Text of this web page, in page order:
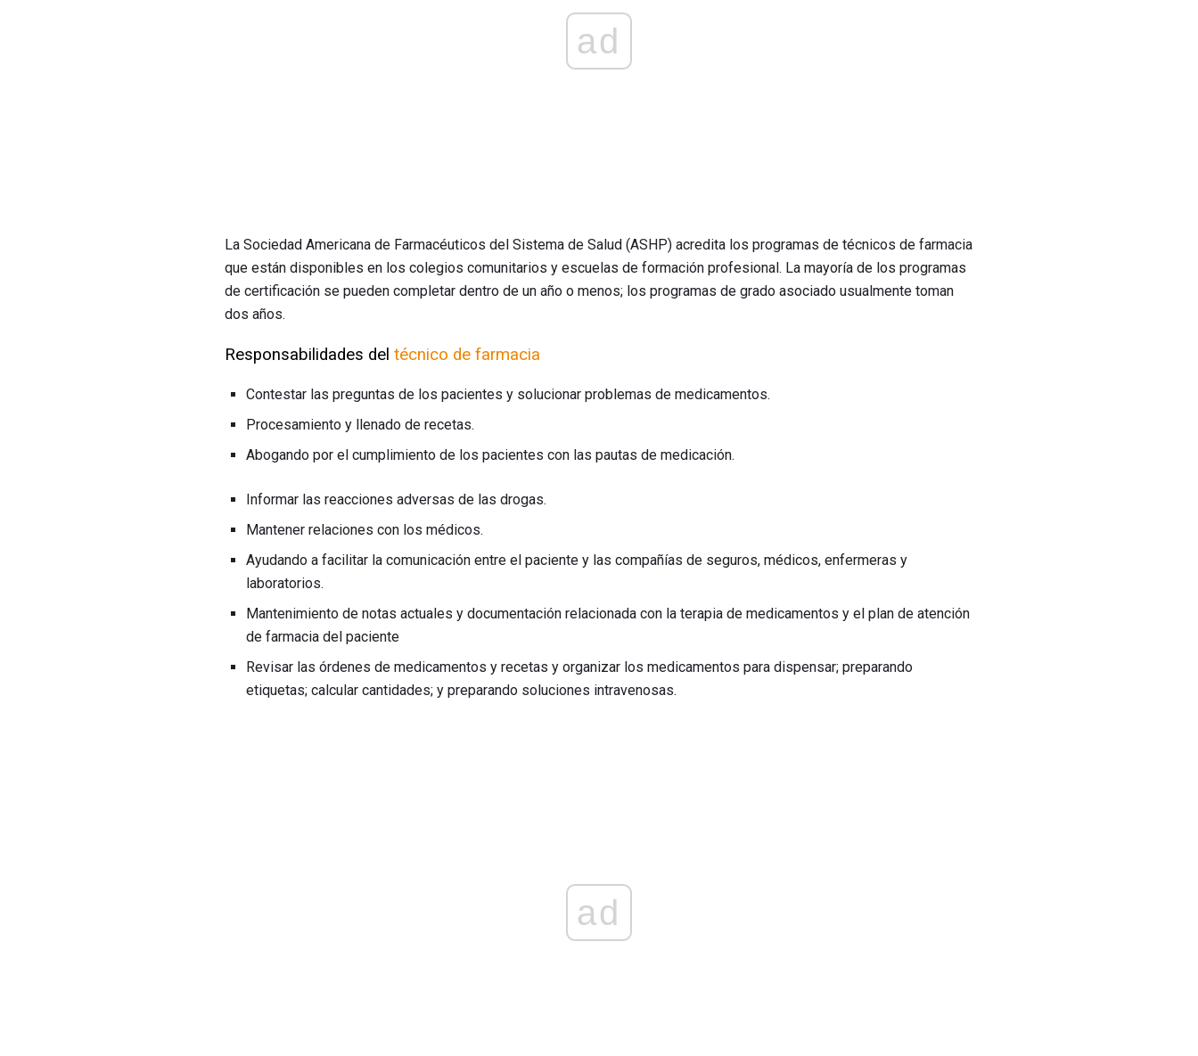
ad
La Sociedad Americana de Farmacéuticos del Sistema de Salud (ASHP) acredita los programas de técnicos de farmacia
que están disponibles en los colegios comunitarios y escuelas de formación profesional. La mayoría de los programas
de certificación se pueden completar dentro de un año o menos; los programas de grado asociado usualmente toman
dos años.
Responsabilidades del técnico de farmacia
Contestar las preguntas de los pacientes y solucionar problemas de medicamentos.
Procesamiento y llenado de recetas.
Abogando por el cumplimiento de los pacientes con las pautas de medicación.
Informar las reacciones adversas de las drogas.
Mantener relaciones con los médicos.
Ayudando a facilitar la comunicación entre el paciente y las compañías de seguros, médicos, enfermeras y
laboratorios.
Mantenimiento de notas actuales y documentación relacionada con la terapia de medicamentos y el plan de atención
de farmacia del paciente
Revisar las órdenes de medicamentos y recetas y organizar los medicamentos para dispensar; preparando
etiquetas; calcular cantidades; y preparando soluciones intravenosas.
ad